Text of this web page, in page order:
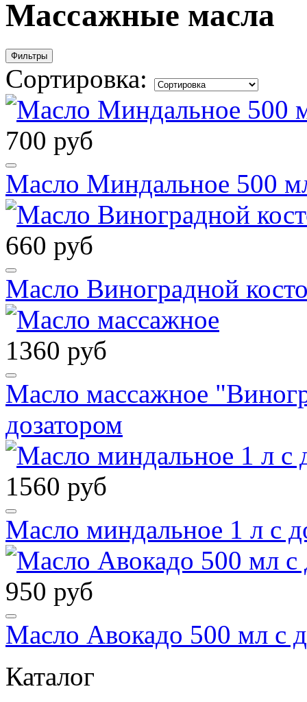
Массажные масла
Фильтры
Сортировка:
700 руб
Масло Миндальное 500
660 руб
Масло Виноградной
1360 руб
Масло массажное
дозатором
1560 руб
Масло миндальное 1 л с
950 руб
Масло Авокадо 500 мл с
Каталог